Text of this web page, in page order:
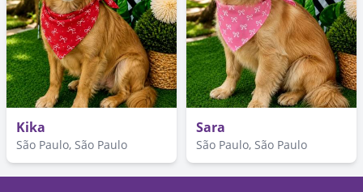
Kika
São Paulo, São Paulo
Sara
São Paulo, São Paulo